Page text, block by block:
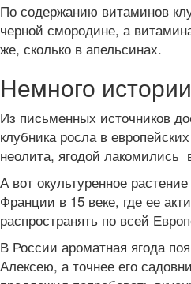
По содержанию витаминов
черной смородине, а
же, сколько в апельсинах.
Немного истории
Из письменных источников
клубника росла в
неолита, ягодой лакомились
А вот окультуренное
Франции в 15 веке, где ее
распространять по всей
В России ароматная ягода
Алексею, а точнее его